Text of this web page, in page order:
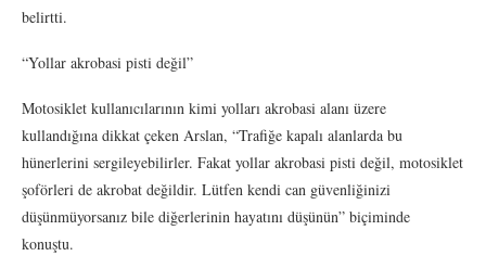
belirtti.
“Yollar akrobasi pisti değil”
Motosiklet kullanıcılarının kimi yolları akrobasi alanı üzere
kullandığına dikkat çeken Arslan, “Trafiğe kapalı alanlarda bu
hünerlerini sergileyebilirler. Fakat yollar akrobasi pisti değil, motosiklet
şoförleri de akrobat değildir. Lütfen kendi can güvenliğinizi
düşünmüyorsanız bile diğerlerinin hayatını düşünün” biçiminde
konuştu.